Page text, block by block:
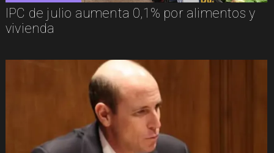
IPC de julio aumenta 0,1% por alimentos y
vivienda